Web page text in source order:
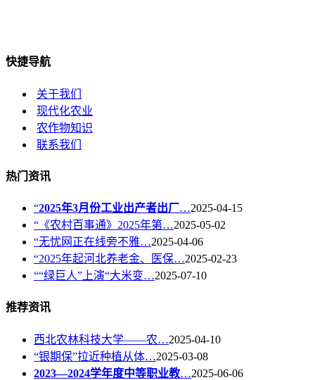
快捷导航
关于我们
现代化农业
农作物知识
联系我们
热门资讯
“2025年3月份工业出产者出厂…2025-04-15
“《农村百事通》2025年第…2025-05-02
“无忧网正在线旁不雅…2025-04-06
“2025年起河北养老金、医保…2025-02-23
““绿巨人”上演“大米变…2025-07-10
推荐资讯
西北农林科技大学——农…2025-04-10
“银期保”拉近种植从体…2025-03-08
2023—2024学年度中等职业教…2025-06-06